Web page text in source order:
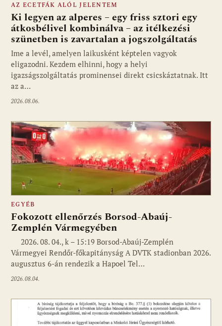
AZ ECETFÁK ALÓL JELENTEM
Ki legyen az alperes – egy friss sztori egy
átkosbélivel kombinálva – az itélkezési
szünetben is zavartalan a jogszolgáltatás
Ime a levél, amelyen laikusként képtelen vagyok
eligazodni. Kezdem elhinni, hogy a helyi
igazságszolgáltatás prominensei direkt csicskáztatnak. Itt
az a…
2026.08.06.
EGYÉB
Fokozott ellenőrzés Borsod-Abaúj-
Zemplén Vármegyében
2026. 08. 04., k – 15:19 Borsod-Abaúj-Zemplén
Vármegyei Rendőr-főkapitányság A DVTK stadionban 2026.
augusztus 6-án rendezik a Hapoel Tel…
2026.08.04.